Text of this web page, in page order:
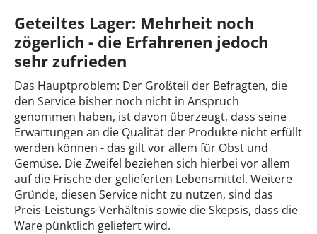
Geteiltes Lager: Mehrheit noch
zögerlich - die Erfahrenen jedoch
sehr zufrieden
Das Hauptproblem: Der Großteil der Befragten, die
den Service bisher noch nicht in Anspruch
genommen haben, ist davon überzeugt, dass seine
Erwartungen an die Qualität der Produkte nicht erfüllt
werden können - das gilt vor allem für Obst und
Gemüse. Die Zweifel beziehen sich hierbei vor allem
auf die Frische der gelieferten Lebensmittel. Weitere
Gründe, diesen Service nicht zu nutzen, sind das
Preis-Leistungs-Verhältnis sowie die Skepsis, dass die
Ware pünktlich geliefert wird.